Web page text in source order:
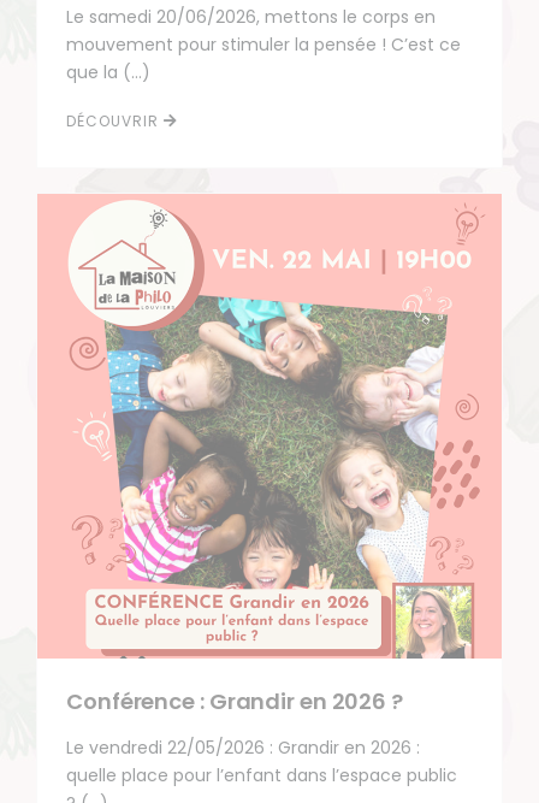
Le samedi 20/06/2026, mettons le corps en
mouvement pour stimuler la pensée ! C’est ce
que la (…)
DÉCOUVRIR
Conférence : Grandir en 2026 ?
Le vendredi 22/05/2026 : Grandir en 2026 :
quelle place pour l’enfant dans l’espace public